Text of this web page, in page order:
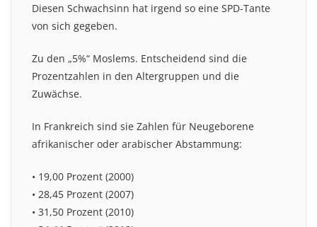
Diesen Schwachsinn hat irgend so eine SPD-Tante
von sich gegeben.
Zu den „5%“ Moslems. Entscheidend sind die
Prozentzahlen in den Altergruppen und die
Zuwächse.
In Frankreich sind sie Zahlen für Neugeborene
afrikanischer oder arabischer Abstammung:
• 19,00 Prozent (2000)
• 28,45 Prozent (2007)
• 31,50 Prozent (2010)